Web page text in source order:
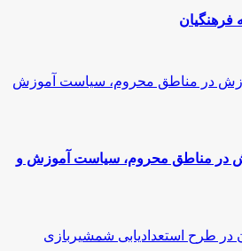
فرهنگیان
در مناطق محروم، سیاست آموزش و